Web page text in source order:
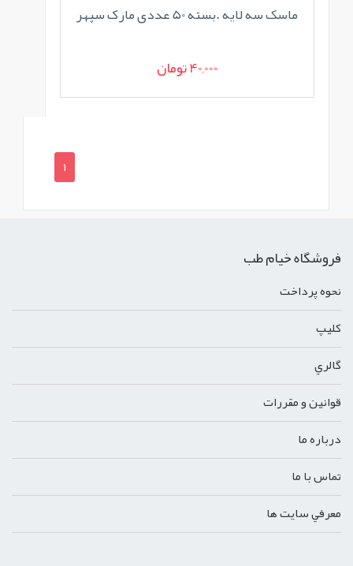
ماسک سه لایه .بسته 50 عددی مارک سپهر
40,000 تومان
1
فروشگاه خیام طب
نحوه پرداخت
کليپ
گالري
قوانين و مقررات
درباره ما
تماس با ما
معرفي سايت ها